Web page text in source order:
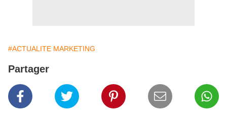
#ACTUALITE MARKETING
Partager